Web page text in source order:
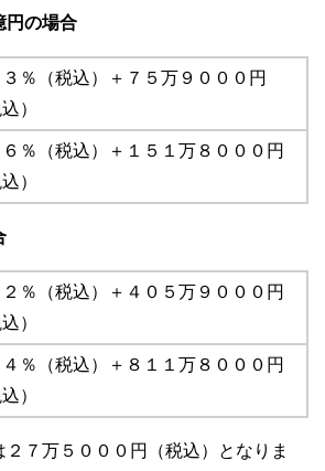
円の場合
３％（税込）＋７５万９０００円
）
６％（税込）＋１５１万８０００円
）
２％（税込）＋４０５万９０００円
）
４％（税込）＋８１１万８０００円
）
７万５０００円（税込）となりま